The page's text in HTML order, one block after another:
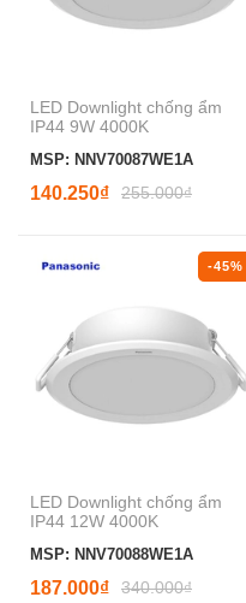
LED Downlight chống ẩm
IP44 9W 4000K
MSP: NNV70087WE1A
140.250₫ 255.000₫
-45%
LED Downlight chống ẩm
IP44 12W 4000K
MSP: NNV70088WE1A
187.000₫ 340.000₫